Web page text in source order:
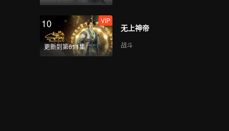
10
更新到第611集
VIP
无上神帝
战斗